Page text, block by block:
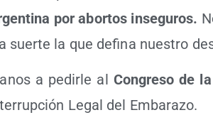
por abor­tos inse­gu­ros.
suer­te la que defi­na nues­tro
a pedir­le al Con­gre­so de
Legal del Embarazo.